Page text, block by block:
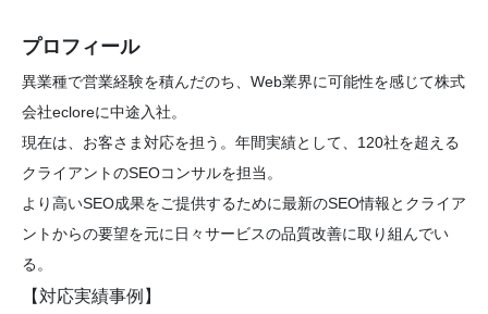
プロフィール
異業種で営業経験を積んだのち、Web業界に可能性を感じて株式
会社ecloreに中途入社。
現在は、お客さま対応を担う。年間実績として、120社を超える
クライアントのSEOコンサルを担当。
より高いSEO成果をご提供するために最新のSEO情報とクライア
ントからの要望を元に日々サービスの品質改善に取り組んでい
る。
【対応実績事例】